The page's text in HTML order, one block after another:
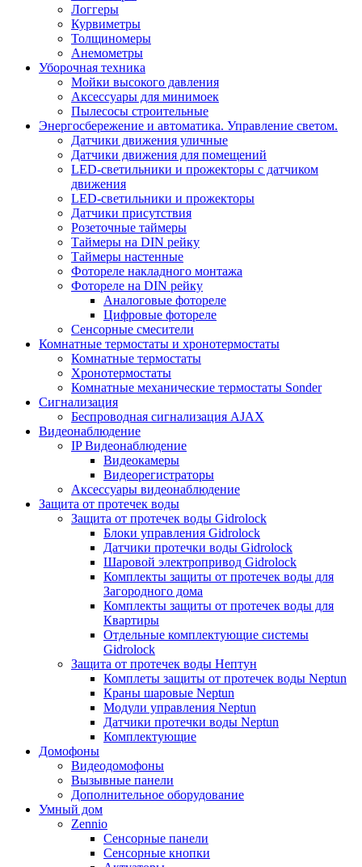
Логгеры
Курвиметры
Толщиномеры
Анемометры
Уборочная техника
Мойки высокого давления
Аксессуары для минимоек
Пылесосы строительные
Энергосбережение и автоматика. Управление светом.
Датчики движения уличные
Датчики движения для помещений
LED-светильники и прожекторы с датчиком
движения
LED-светильники и прожекторы
Датчики присутствия
Розеточные таймеры
Таймеры на DIN рейку
Таймеры настенные
Фотореле накладного монтажа
Фотореле на DIN рейку
Аналоговые фотореле
Цифровые фотореле
Сенсорные смесители
Комнатные термостаты и хронотермостаты
Комнатные термостаты
Хронотермостаты
Комнатные механические термостаты Sonder
Сигнализация
Беспроводная сигнализация AJAX
Видеонаблюдение
IP Видеонаблюдение
Видеокамеры
Видеорегистраторы
Аксессуары видеонаблюдение
Защита от протечек воды
Защита от протечек воды Gidrolock
Блоки управления Gidrolock
Датчики протечки воды Gidrolock
Шаровой электропривод Gidrolock
Комплекты защиты от протечек воды для
Загородного дома
Комплекты защиты от протечек воды для
Квартиры
Отдельные комплектующие системы
Gidrolock
Защита от протечек воды Нептун
Комплеты защиты от протечек воды Neptun
Краны шаровые Neptun
Модули управления Neptun
Датчики протечки воды Neptun
Комплектующие
Домофоны
Видеодомофоны
Вызывные панели
Дополнительное оборудование
Умный дом
Zennio
Сенсорные панели
Сенсорные кнопки